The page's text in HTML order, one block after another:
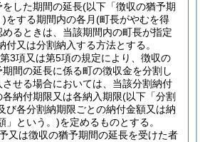
した期間の延長(以下「徴収の猶予期
)をする期間内の各月(町長がやむを得
るときは、当該期間内の町長が指定
付又は分割納入する方法とする。
3項又は第5項の規定により、徴収の
間の延長に係る町の徴収金を分割し
せる場合においては、当該分割納付
納付期限又は各納入期限(以下「分割
び各分割納期限ごとの納付金額又は納
」という。)を定めるものとする。
又は徴収の猶予期間の延長を受けた者